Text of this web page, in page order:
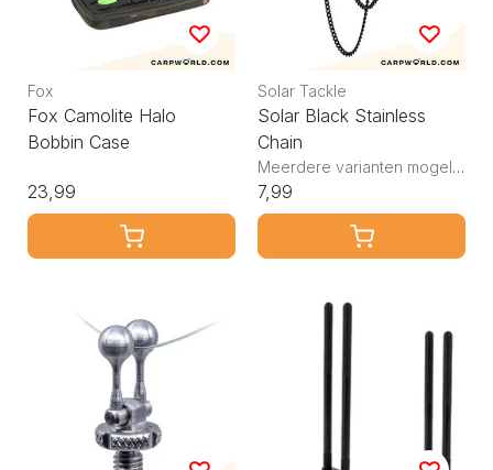
Fox
Fox Camolite Halo
Bobbin Case
23,99
Solar Tackle
Solar Black Stainless
Chain
Meerdere varianten mogelijk
7,99